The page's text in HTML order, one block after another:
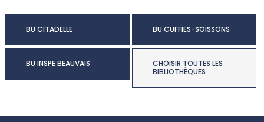
BU CITADELLE BU CUFFIES-SOISSONS
BU INSPE BEAUVAIS
CHOISIR TOUTES LES
BIBLIOTHÈQUES